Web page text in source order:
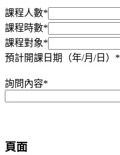
課程人數*
課程時數*
課程對象*
預計開課日期（年/月/日）*
詢問內容*
頁面